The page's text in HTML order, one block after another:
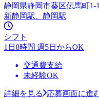
静岡県静岡市葵区伝馬町1-
新静岡駅、静岡駅
シフト
1日8時間 週5日からOK
交通費支給
未経験OK
詳細を見る
応募画面に進